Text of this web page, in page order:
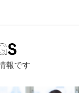
報です